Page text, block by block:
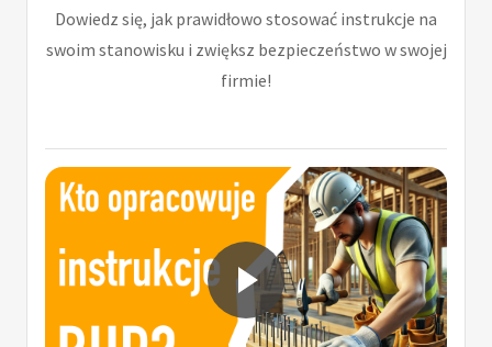
Dowiedz się, jak prawidłowo stosować instrukcje na
swoim stanowisku i zwiększ bezpieczeństwo w swojej
firmie!